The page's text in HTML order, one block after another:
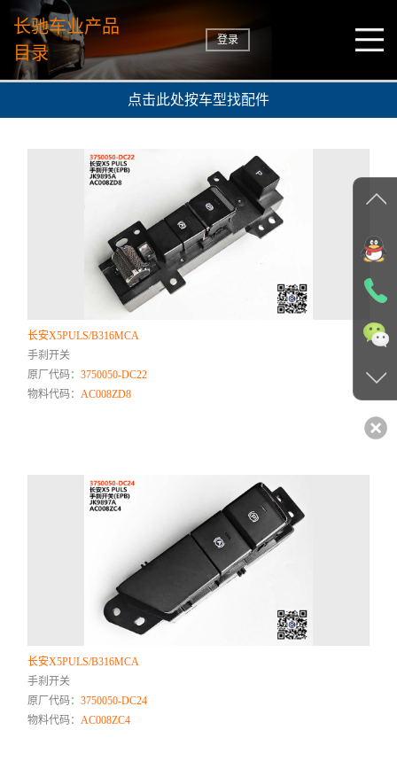
长驰车业产品
目录
登录
点击此处按车型找配件
长安X5PULS/B316MCA
手刹开关
原厂代码：3750050-DC22
物料代码：AC008ZD8
长安X5PULS/B316MCA
手刹开关
原厂代码：3750050-DC24
物料代码：AC008ZC4